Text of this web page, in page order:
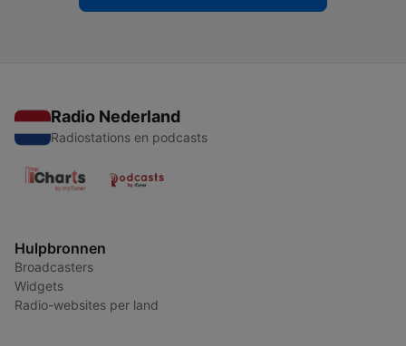
Radio Nederland
Radiostations en podcasts
Hulpbronnen
Broadcasters
Widgets
Radio-websites per land